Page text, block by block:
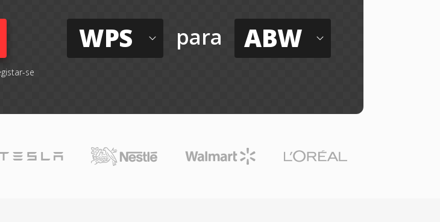
se
WPS para ABW